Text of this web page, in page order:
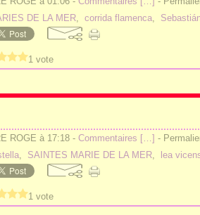
DE LA MER, corrida flamenca,
1 vote
ROGE à 17:18 - Commentaires […] -
, SAINTES MARIE DE LA MER, lea
1 vote